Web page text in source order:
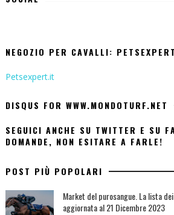
NEGOZIO PER CAVALLI: PETSEXPERT
Petsexpert.it
DISQUS FOR WWW.MONDOTURF.NET
SEGUICI ANCHE SU TWITTER E SU
DOMANDE, NON ESITARE A FARLE!
POST PIÙ POPOLARI
Market del purosangue. La lista
aggiornata al 21 Dicembre 2023